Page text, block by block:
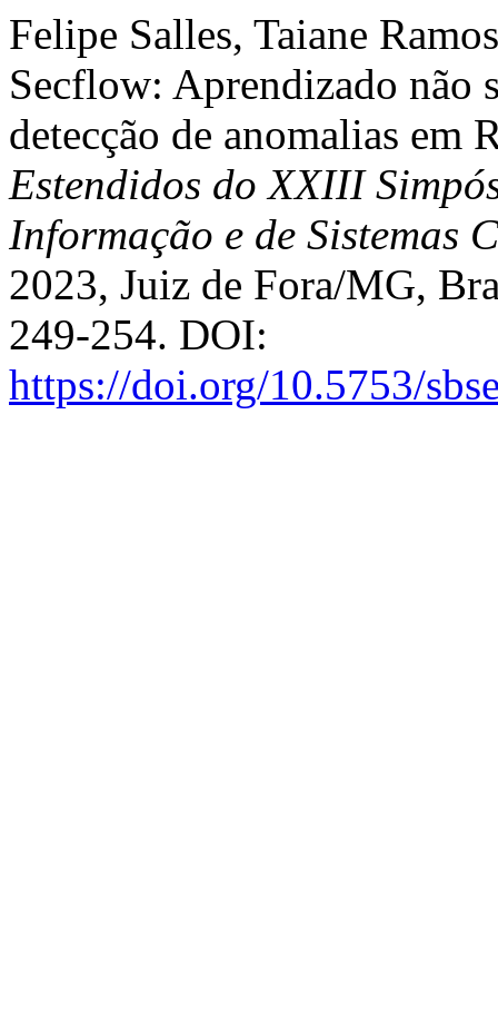
Felipe Salles, Taiane
Secflow: Aprendizado não
detecção de anomalias em
Estendidos do XXIII
Informação e de Sistemas
2023, Juiz de Fora/MG,
249-254. DOI:
https://doi.org/10.5753/